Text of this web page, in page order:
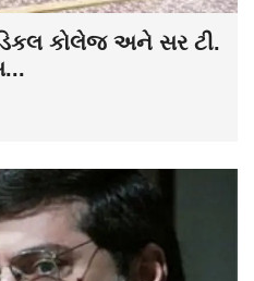
કોલેજ અને સર ટી.